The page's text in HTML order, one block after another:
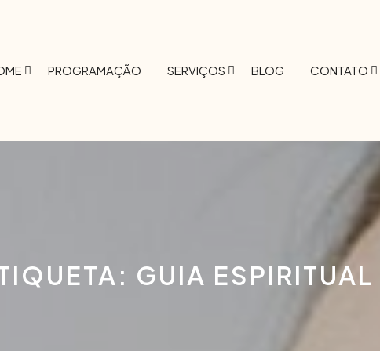
PROGRAMAÇÃO SERVIÇOS BLOG CONTATO
GUIA ESPIRITUAL